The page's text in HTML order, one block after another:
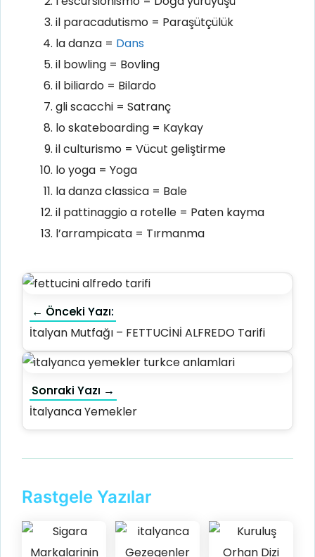
il paracadutismo = Paraşütçülük
la danza = Dans
il bowling = Bovling
il biliardo = Bilardo
gli scacchi = Satranç
lo skateboarding = Kaykay
il culturismo = Vücut geliştirme
lo yoga = Yoga
la danza classica = Bale
il pattinaggio a rotelle = Paten kayma
l’arrampicata = Tırmanma
← Önceki Yazı:
İtalyan Mutfağı – FETTUCİNİ ALFREDO Tarifi
Sonraki Yazı →
İtalyanca Yemekler
Rastgele Yazılar